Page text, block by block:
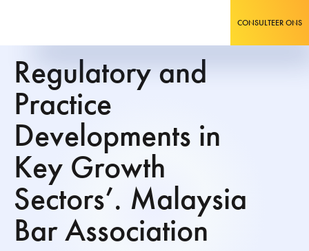
CONSULTEER ONS
Regulatory and
Practice
Developments in
Key Growth
Sectors’. Malaysia
Bar Association